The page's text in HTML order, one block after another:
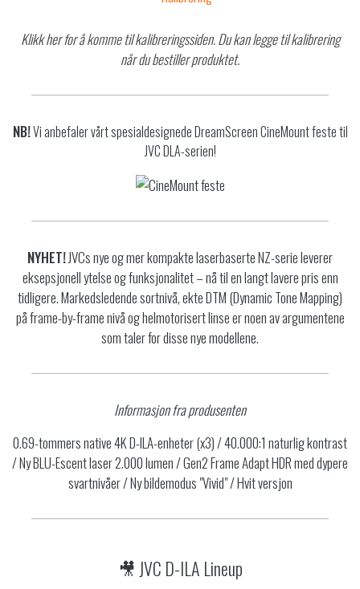
Klikk her for å komme til kalibreringssiden. Du kan legge til kalibrering
når du bestiller produktet.
NB!Vi anbefaler vårt spesialdesignede DreamScreen CineMount feste til
JVC DLA-serien!
NYHET!JVCs nye og mer kompakte laserbaserte NZ-serie leverer
eksepsjonell ytelse og funksjonalitet – nå til en langt lavere pris enn
tidligere. Markedsledende sortnivå, ekte DTM (Dynamic Tone Mapping)
på frame-by-frame nivå og helmotorisert linse er noen av argumentene
som taler for disse nye modellene.
Informasjon fra produsenten
0.69-tommers native 4K D-ILA-enheter (x3) / 40.000:1 naturlig kontrast
/ Ny BLU-Escent laser 2.000 lumen / Gen2 Frame Adapt HDR med dypere
svartnivåer / Ny bildemodus "Vivid" / Hvit versjon
🎥 JVC D-ILA Lineup